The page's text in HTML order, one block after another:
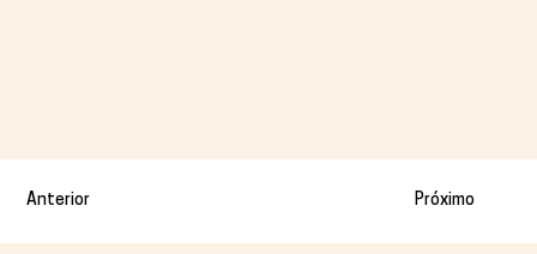
Anterior Próximo